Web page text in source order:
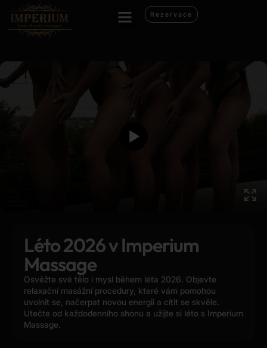
Rezervace
Léto 2026 v Imperium
Massage
Osvěžte své tělo i mysl během léta 2026. Objevte
relaxační masážní procedury, které vám pomohou
uvolnit se, načerpat novou energii a cítit se skvěle.
Utečte od každodenního shonu a užijte si léto s Imperium
Massage.